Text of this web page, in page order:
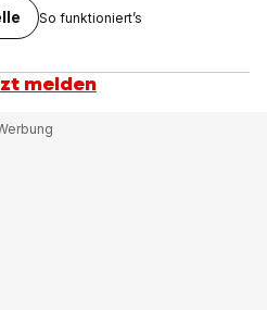
So funktioniert’s
melden